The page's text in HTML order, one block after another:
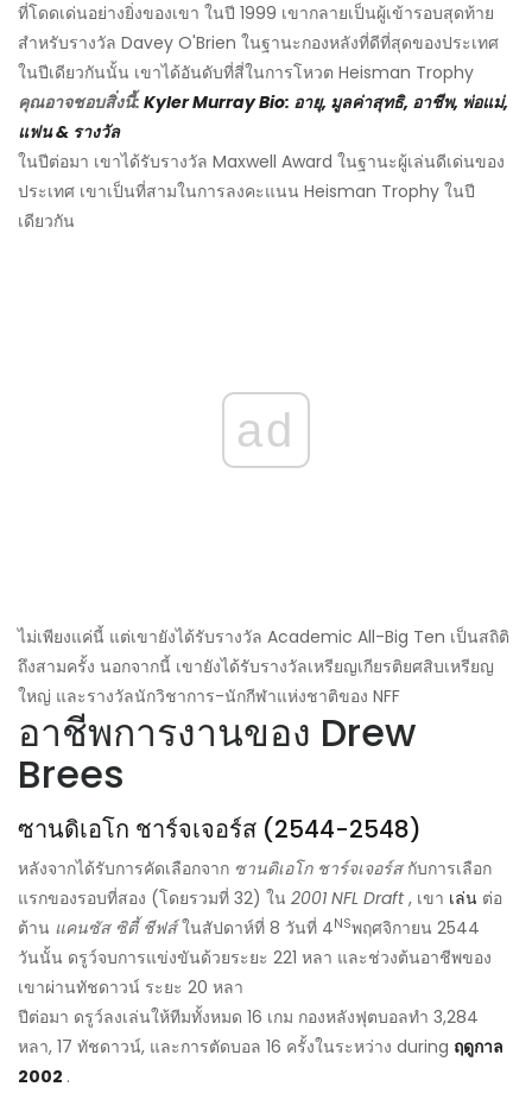
ที่โดดเด่นอย่างยิ่งของเขา ในปี 1999 เขากลายเป็นผู้เข้ารอบสุดท้าย
สำหรับรางวัล Davey O'Brien ในฐานะกองหลังที่ดีที่สุดของประเทศ
ในปีเดียวกันนั้น เขาได้อันดับที่สี่ในการโหวต Heisman Trophy
คุณอาจชอบสิ่งนี้: Kyler Murray Bio: อายุ, มูลค่าสุทธิ, อาชีพ, พ่อแม่,
แฟน & รางวัล
ในปีต่อมา เขาได้รับรางวัล Maxwell Award ในฐานะผู้เล่นดีเด่นของ
ประเทศ เขาเป็นที่สามในการลงคะแนน Heisman Trophy ในปี
เดียวกัน
ad
ไม่เพียงแค่นี้ แต่เขายังได้รับรางวัล Academic All-Big Ten เป็นสถิติ
ถึงสามครั้ง นอกจากนี้ เขายังได้รับรางวัลเหรียญเกียรติยศสิบเหรียญ
ใหญ่ และรางวัลนักวิชาการ-นักกีฬาแห่งชาติของ NFF
อาชีพการงานของ Drew
Brees
ซานดิเอโก ชาร์จเจอร์ส (2544-2548)
หลังจากได้รับการคัดเลือกจาก ซานดิเอโก ชาร์จเจอร์สกับการเลือก
แรกของรอบที่สอง (โดยรวมที่ 32) ใน 2001 NFL Draft, เขา เล่น ต่อ
ต้าน แคนซัส ซิตี้ ชีฟส์ในสัปดาห์ที่ 8 วันที่ 4NSพฤศจิกายน 2544
วันนั้น ดรูว์จบการแข่งขันด้วยระยะ 221 หลา และช่วงต้นอาชีพของ
เขาผ่านทัชดาวน์ ระยะ 20 หลา
ปีต่อมา ดรูว์ลงเล่นให้ทีมทั้งหมด 16 เกม กองหลังฟุตบอลทำ 3,284
หลา, 17 ทัชดาวน์, และการตัดบอล 16 ครั้งในระหว่าง during ฤดูกาล
2002 .